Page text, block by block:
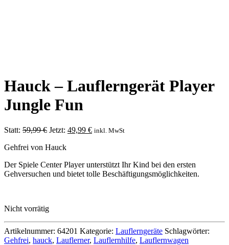
Hauck – Lauflerngerät Player
Jungle Fun
Statt: 59,99€ Ursprünglicher
war:
Jetzt: 49,99 €Aktueller
inkl. MwSt
Gehfrei von Hauck
Der Spiele Center Player unterstützt Ihr Kind bei den ersten
Gehversuchen und bietet tolle Beschäftigungsmöglichkeiten.
Nicht vorrätig
Artikelnummer: 64201 Kategorie: Lauflerngeräte Schlagwörter:
Gehfrei, hauck, Lauflerner, Lauflernhilfe, Lauflernwagen